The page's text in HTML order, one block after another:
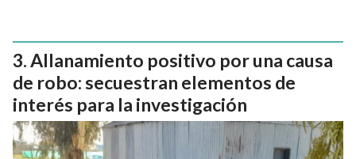
Allanamiento positivo por una causa
de robo: secuestran elementos de
interés para la investigación